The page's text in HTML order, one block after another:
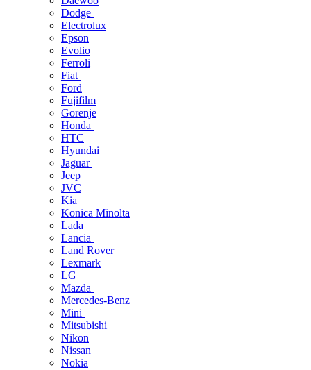
Dodge
Electrolux
Epson
Evolio
Ferroli
Fiat
Ford
Fujifilm
Gorenje
Honda
HTC
Hyundai
Jaguar
Jeep
JVC
Kia
Konica Minolta
Lada
Lancia
Land Rover
Lexmark
LG
Mazda
Mercedes-Benz
Mini
Mitsubishi
Nikon
Nissan
Nokia